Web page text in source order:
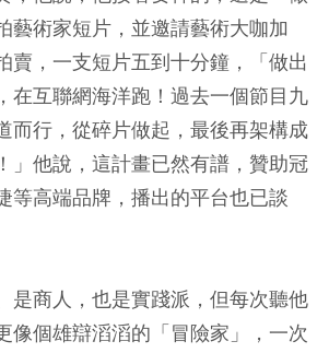
藝術家短片，並邀請藝術大咖加
賣，一支短片五到十分鐘，「做出
在互聯網海洋跑！過去一個節目九
而行，從碎片做起，最後再架構成
」他說，這計畫已然有譜，贊助冠
等高端品牌，播出的平台也已談
是商人，也是實踐派，但每次聽他
像個雄辯滔滔的「冒險家」，一次